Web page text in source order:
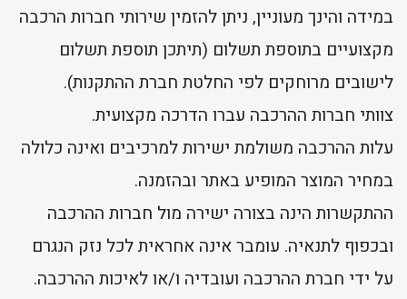
במידה והינך מעוניין, ניתן להזמין שירותי חברות הרכבה
מקצועיים בתוספת תשלום (תיתכן תוספת תשלום
לישובים מרוחקים לפי החלטת חברת ההתקנות).
צוותי חברות ההרכבה עברו הדרכה מקצועית.
עלות ההרכבה משולמת ישירות למרכיבים ואינה כלולה
במחיר המוצר המופיע באתר ובהזמנה.
ההתקשרות הינה בצורה ישירה מול חברות ההרכבה
ובכפוף לתנאיה. עומבר אינה אחראית לכל נזק הנגרם
על ידי חברת ההרכבה ועובדיה ו/או לאיכות ההרכבה.